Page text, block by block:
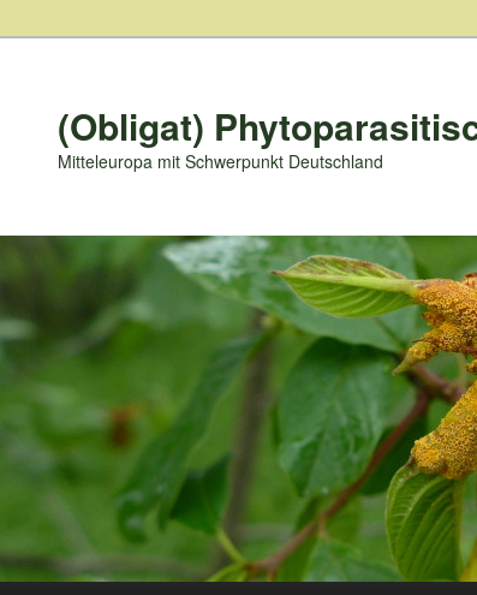
(Obligat)
Mitteleuropa mit Schwerpunkt Deutschland